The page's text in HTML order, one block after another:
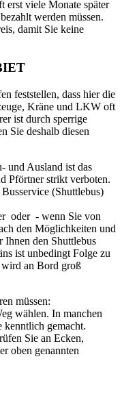
erst viele Monate später
werden müssen.
damit Sie keine
feststellen, dass hier die
Kräne und LKW oft
ist durch sperrige
Sie deshalb diesen
und Ausland ist das
Pförtner strikt verboten.
(Shuttlebus)
oder - wenn Sie von
den Möglichkeiten und
Ihnen den Shuttlebus
ist unbedingt Folge zu
wird an Bord groß
müssen:
wählen. In manchen
kenntlich gemacht.
Sie an Ecken,
oben genannten